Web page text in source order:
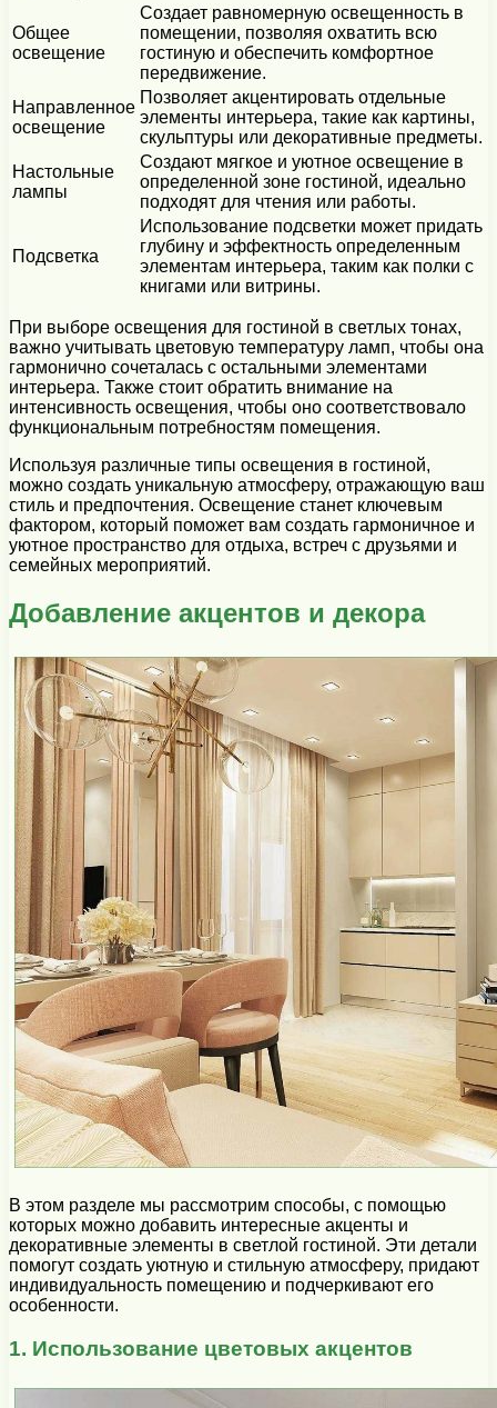
Общее
освещение
Создает равномерную освещенность в
помещении, позволяя охватить всю
гостиную и обеспечить комфортное
передвижение.
Направленное
освещение
Позволяет акцентировать отдельные
элементы интерьера, такие как картины,
скульптуры или декоративные предметы.
Настольные
лампы
Создают мягкое и уютное освещение в
определенной зоне гостиной, идеально
подходят для чтения или работы.
Подсветка
Использование подсветки может придать
глубину и эффектность определенным
элементам интерьера, таким как полки с
книгами или витрины.
При выборе освещения для гостиной в светлых тонах,
важно учитывать цветовую температуру ламп, чтобы она
гармонично сочеталась с остальными элементами
интерьера. Также стоит обратить внимание на
интенсивность освещения, чтобы оно соответствовало
функциональным потребностям помещения.
Используя различные типы освещения в гостиной,
можно создать уникальную атмосферу, отражающую ваш
стиль и предпочтения. Освещение станет ключевым
фактором, который поможет вам создать гармоничное и
уютное пространство для отдыха, встреч с друзьями и
семейных мероприятий.
Добавление акцентов и декора
В этом разделе мы рассмотрим способы, с помощью
которых можно добавить интересные акценты и
декоративные элементы в светлой гостиной. Эти детали
помогут создать уютную и стильную атмосферу, придают
индивидуальность помещению и подчеркивают его
особенности.
1. Использование цветовых акцентов